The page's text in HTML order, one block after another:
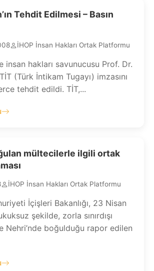
Tehdit Edilmesi – Basın
İHOP İnsan Hakları Ortak Platformu
insan hakları savunucusu Prof. Dr.
(Türk İntikam Tugayı) imzasını
tehdit edildi. TİT,...
mültecilerle ilgili ortak
İHOP İnsan Hakları Ortak Platformu
İçişleri Bakanlığı, 23 Nisan
şekilde, zorla sınırdışı
Nehri’nde boğulduğu rapor edilen